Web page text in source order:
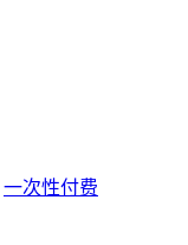
一次性付费